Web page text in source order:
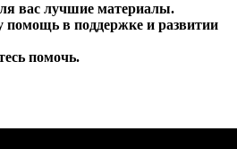
вас лучшие материалы.
помощь в поддержке и развитии
помочь.